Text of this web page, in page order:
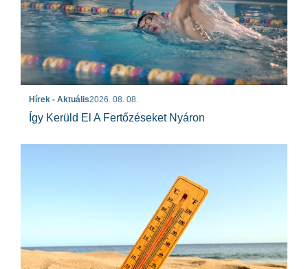
Hírek - Aktuális2026. 08. 08.
Így Kerüld El A Fertőzéseket Nyáron